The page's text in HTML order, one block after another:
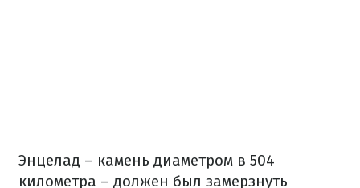
Энцелад – камень диаметром в 504
километра – должен был замерзнуть